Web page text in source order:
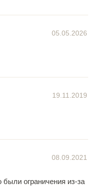
05.05.2026
19.11.2019
08.09.2021
ограничения из-за